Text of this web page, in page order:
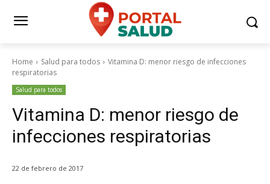
Home Salud para todos
Vitamina D: menor riesgo de infecciones
respiratorias
Salud para todos
Vitamina D: menor riesgo de
infecciones respiratorias
22 de febrero de 2017